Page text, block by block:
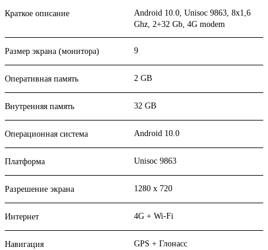
Краткое описание
Android 10.0, Unisoc 9863, 8х1,6
Ghz, 2+32 Gb, 4G modem
Размер экрана (монитора) 9
Оперативная память 2 GB
Внутренняя память 32 GB
Операционная система Android 10.0
Платформа Unisoc 9863
Разрешение экрана 1280 x 720
Интернет 4G + Wi-Fi
Навигация GPS + Глонасс